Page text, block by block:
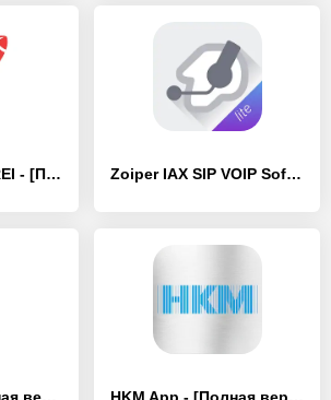
Launch Control REI - [Полная версия] Zoiper IAX SIP VOIP Softphone - [Полная версия]